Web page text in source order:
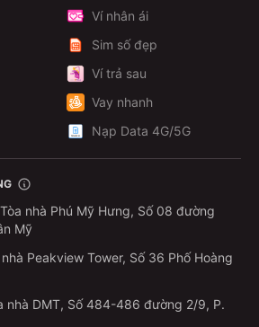
Ví nhân ái
Sim số đẹp
Ví trả sau
Vay nhanh
Nạp Data 4G/5G
nhà Phú Mỹ Hưng, Số 08 đường
Mỹ
Peakview Tower, Số 36 Phố Hoàng
nhà DMT, Số 484-486 đường 2/9, P.